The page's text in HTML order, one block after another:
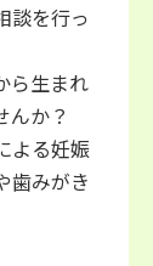
談を行っ
ら生まれ
んか？
よる妊娠
歯みがき